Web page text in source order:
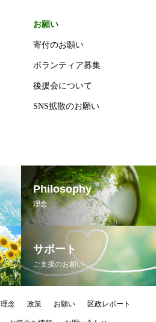
お願い
寄付のお願い
ボランティア募集
後援会について
SNS拡散のお願い
Philosophy
理念
サポート
ご支援のお願い
理念 政策 お願い 区政レポート